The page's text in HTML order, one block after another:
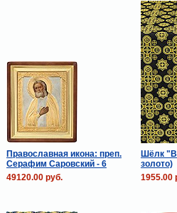
Православная икона: преп.
Серафим Саровский - 6
Шёлк
золото)
49120.00 руб.
1955.00